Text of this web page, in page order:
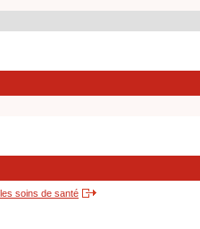
soins de santé